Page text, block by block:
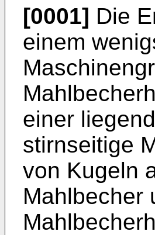
[0001] Die
einem
einer
stirnseitige
von Kugeln
Mahlbecher